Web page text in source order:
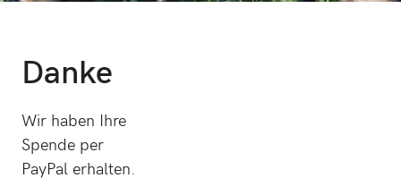
Danke
Wir haben Ihre
Spende per
PayPal erhalten.